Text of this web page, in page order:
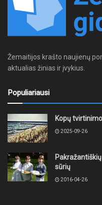
Žemaitijos krašto naujienų
aktualias žinias ir įvykius.
Populiariausi
Kopų
2025-09-26
sūrių
2016-04-26